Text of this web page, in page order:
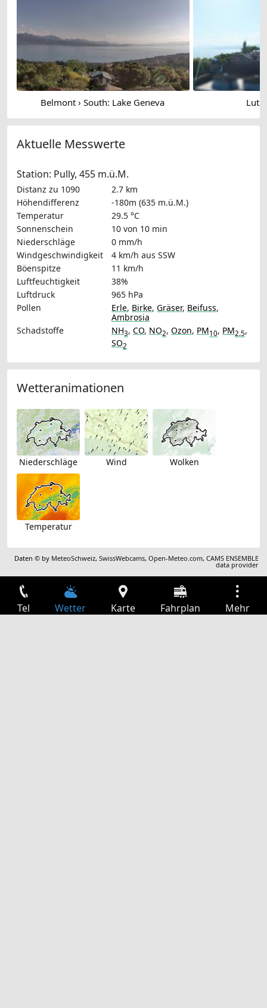
Belmont › South: Lake Geneva
Aktuelle Messwerte
Station: Pully, 455 m.ü.M.
Distanz zu 1090
2.7 km
Höhendifferenz
-180m (635 m.ü.M.)
Temperatur
29.5 °C
Sonnenschein
10 von 10 min
Niederschläge
0 mm/h
Windgeschwindigkeit
4 km/h aus SSW
Böenspitze
11 km/h
Luftfeuchtigkeit
38%
Luftdruck
965 hPa
Pollen
Erle, Birke, Gräser, Beifuss,
Ambrosia
Schadstoffe
NH3, CO, NO2, Ozon, PM10, PM2.5,
SO2
Wetteranimationen
Niederschläge Wind Wolken
Temperatur
Daten © by MeteoSchweiz,SwissWebcams,Open-Meteo.com,CAMS ENSEMBLE
data provider
Tel Wetter Karte Fahrplan Mehr